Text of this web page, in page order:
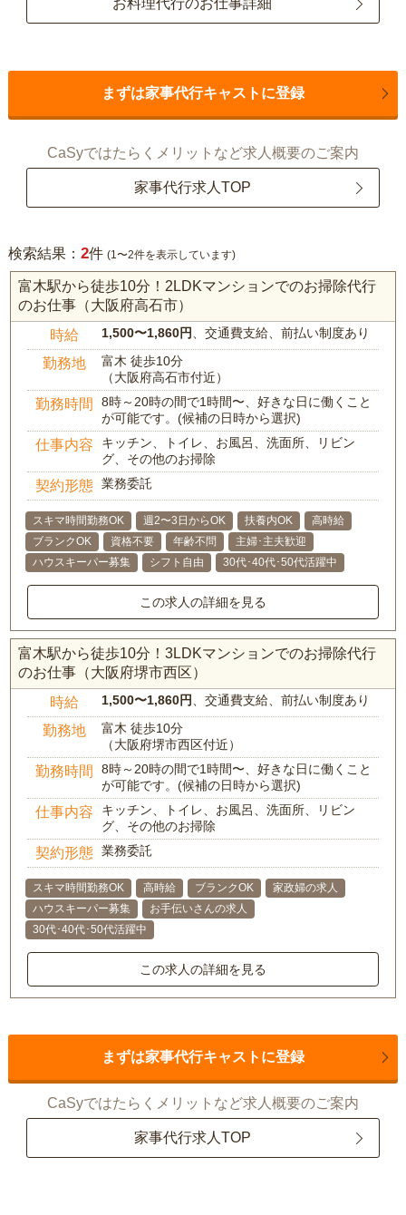
お料理代行のお仕事詳細
まずは家事代行キャストに登録
CaSyではたらくメリットなど求人概要のご案内
家事代行求人TOP
検索結果： 2件 (1〜2件を表示しています)
富木駅から徒歩10分！2LDKマンションでのお掃除代行
のお仕事（大阪府高石市）
時給 1,500〜1,860円 、交通費支給、前払い制度あり
勤務地
富木 徒歩10分
（大阪府高石市付近）
勤務時間
8時～20時の間で1時間〜、好きな日に働くこと
が可能です。(候補の日時から選択)
仕事内容
キッチン、トイレ、お風呂、洗面所、リビン
グ、その他のお掃除
契約形態 業務委託
スキマ時間勤務OK 週2〜3日からOK 扶養内OK
高時給
ブランクOK
資格不要 年齢不問
主婦･主夫歓迎
ハウスキーパー募集
シフト自由 30代･40代･50代活躍中
この求人の詳細を見る
富木駅から徒歩10分！3LDKマンションでのお掃除代行
のお仕事（大阪府堺市西区）
時給 1,500〜1,860円 、交通費支給、前払い制度あり
勤務地
富木 徒歩10分
（大阪府堺市西区付近）
勤務時間
8時～20時の間で1時間〜、好きな日に働くこと
が可能です。(候補の日時から選択)
仕事内容
キッチン、トイレ、お風呂、洗面所、リビン
グ、その他のお掃除
契約形態 業務委託
スキマ時間勤務OK 高時給 ブランクOK
家政婦の求人
ハウスキーパー募集
お手伝いさんの求人
30代･40代･50代活躍中
この求人の詳細を見る
まずは家事代行キャストに登録
CaSyではたらくメリットなど求人概要のご案内
家事代行求人TOP